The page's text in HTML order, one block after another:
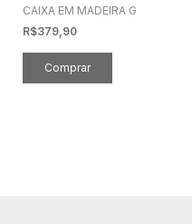
CAIXA EM MADEIRA G
R$379,90